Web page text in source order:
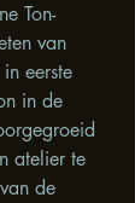
Ton-
van
eerste
in de
atelier te
de